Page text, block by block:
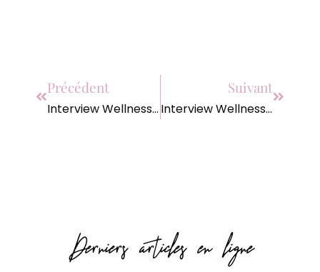
Précédent
Interview Wellness : Développement Personnel avec Monick
Suivant
Interview Wellness avec By Opaline, aka Charlotte
Derniers articles en ligne